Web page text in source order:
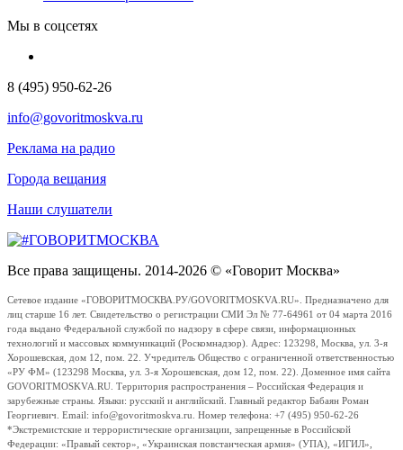
Мы в соцсетях
8 (495) 950-62-26
info@govoritmoskva.ru
Реклама на радио
Города вещания
Наши слушатели
Все права защищены. 2014-2026 © «Говорит Москва»
Сетевое издание «ГОВОРИТМОСКВА.РУ/GOVORITMOSKVA.RU». Предназначено для
лиц старше 16 лет. Свидетельство о регистрации СМИ Эл № 77-64961 от 04 марта 2016
года выдано Федеральной службой по надзору в сфере связи, информационных
технологий и массовых коммуникаций (Роскомнадзор). Адрес: 123298, Москва, ул. 3-я
Хорошевская, дом 12, пом. 22. Учредитель Общество с ограниченной ответственностью
«РУ ФМ» (123298 Москва, ул. 3-я Хорошевская, дом 12, пом. 22). Доменное имя сайта
GOVORITMOSKVA.RU. Территория распространения – Российская Федерация и
зарубежные страны. Языки: русский и английский. Главный редактор Бабаян Роман
Георгиевич. Email: info@govoritmoskva.ru. Номер телефона: +7 (495) 950-62-26
*Экстремистские и террористические организации, запрещенные в Российской
Федерации: «Правый сектор», «Украинская повстанческая армия» (УПА), «ИГИЛ»,